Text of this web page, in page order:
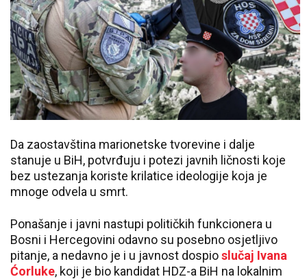
Da zaostavština marionetske tvorevine i dalje
stanuje u BiH, potvrđuju i potezi javnih ličnosti koje
bez ustezanja koriste krilatice ideologije koja je
mnoge odvela u smrt.
Ponašanje i javni nastupi političkih funkcionera u
Bosni i Hercegovini odavno su posebno osjetljivo
pitanje, a nedavno je i u javnost dospioslučaj Ivana
Ćorluke, koji je bio kandidat HDZ-a BiH na lokalnim